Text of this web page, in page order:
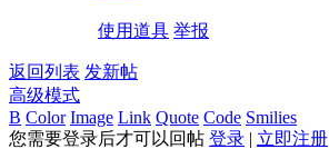
使用道具 举报
返回列表 发新帖
高级模式
B Color Image Link Quote Code Smilies
您需要登录后才可以回帖 登录 | 立即注册